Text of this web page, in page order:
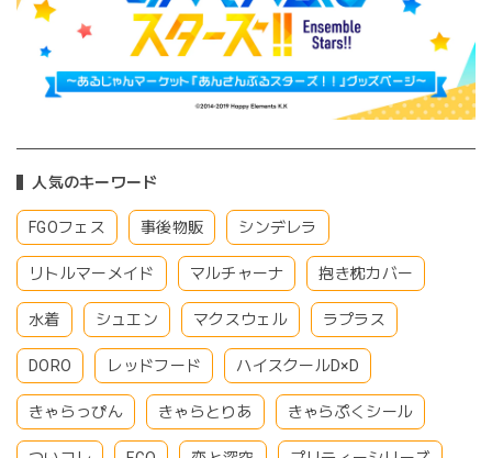
人気のキーワード
FGOフェス 事後物販 シンデレラ
リトルマーメイド マルチャーナ 抱き枕カバー
水着 シュエン マクスウェル ラプラス
DORO レッドフード ハイスクールD×D
きゃらっぴん きゃらとりあ きゃらぷくシール